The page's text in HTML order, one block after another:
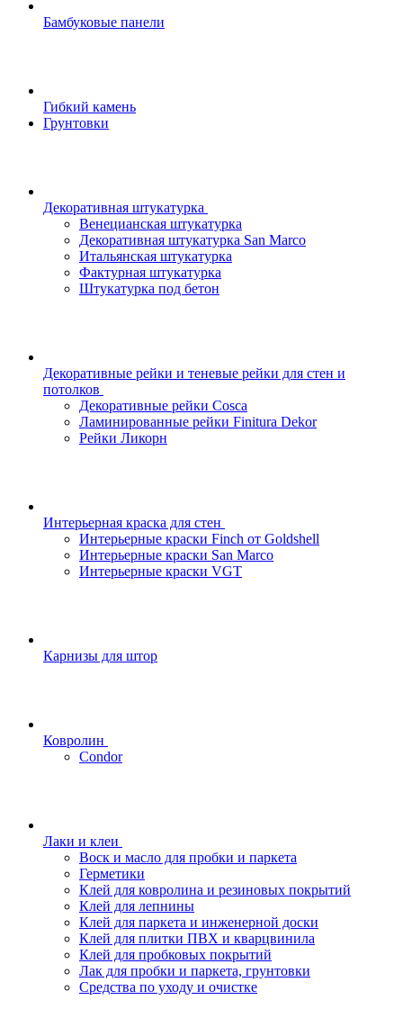
Бамбуковые панели
Гибкий камень
Грунтовки
Декоративная штукатурка
Венецианская штукатурка
Декоративная штукатурка San Marco
Итальянская штукатурка
Фактурная штукатурка
Штукатурка под бетон
Декоративные рейки и теневые рейки для стен и
потолков
Декоративные рейки Cosca
Ламинированные рейки Finitura Dekor
Рейки Ликорн
Интерьерная краска для стен
Интерьерные краски Finch от Goldshell
Интерьерные краски San Marco
Интерьерные краски VGT
Карнизы для штор
Ковролин
Condor
Лаки и клеи
Воск и масло для пробки и паркета
Герметики
Клей для ковролина и резиновых покрытий
Клей для лепнины
Клей для паркета и инженерной доски
Клей для плитки ПВХ и кварцвинила
Клей для пробковых покрытий
Лак для пробки и паркета, грунтовки
Средства по уходу и очистке